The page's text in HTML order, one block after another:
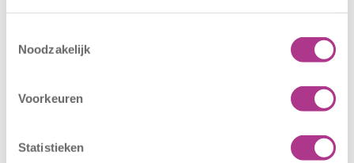
Noodzakelijk
Voorkeuren
Statistieken
september! Mag
Dan bent u bij
Oldegaarde aan
september…
morgen, 26 juni
morgen gesloten
blijven. Bijgaand
bericht is zojuist